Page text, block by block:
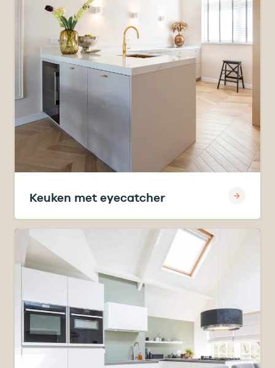
Keuken met eyecatcher